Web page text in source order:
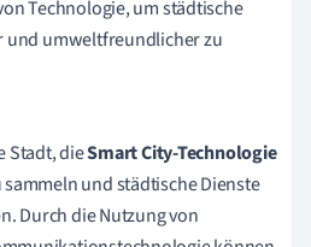
Technologie, um städtische
und umweltfreundlicher zu
Stadt, dieSmart City-Technologie
und städtische Dienste
Durch die Nutzung von